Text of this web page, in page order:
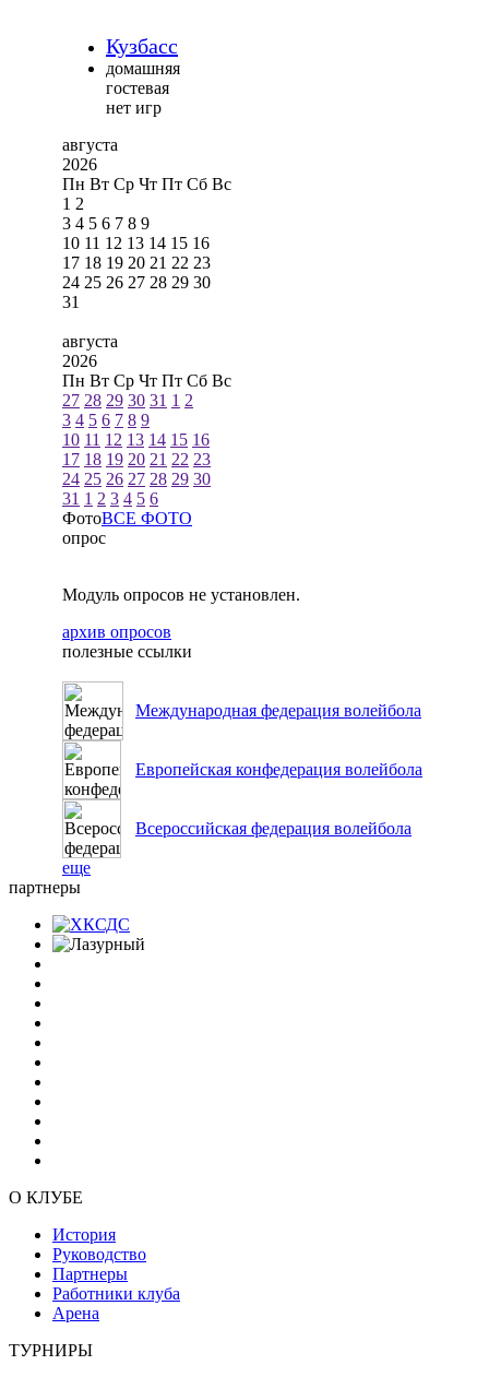
Кузбасс
домашняя
гостевая
нет игр
августа
2026
Пн Вт Ср Чт Пт Сб Вс
1 2
3 4 5 6 7 8 9
10 11 12 13 14 15 16
17 18 19 20 21 22 23
24 25 26 27 28 29 30
31
августа
2026
Пн Вт Ср Чт Пт Сб Вс
27 28 29 30 31 1 2
3 4 5 6 7 8 9
10 11 12 13 14 15 16
17 18 19 20 21 22 23
24 25 26 27 28 29 30
31 1 2 3 4 5 6
ФотоВСЕ ФОТО
опрос
Модуль опросов не установлен.
архив опросов
полезные ссылки
Международная федерация волейбола
Европейская конфедерация волейбола
Всероссийская федерация волейбола
еще
партнеры
О КЛУБЕ
История
Руководство
Партнеры
Работники клуба
Арена
ТУРНИРЫ